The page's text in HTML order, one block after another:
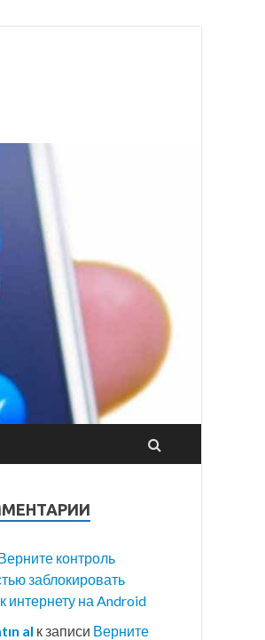
контроль
заблокировать
интернету на Android
al к записи Верните